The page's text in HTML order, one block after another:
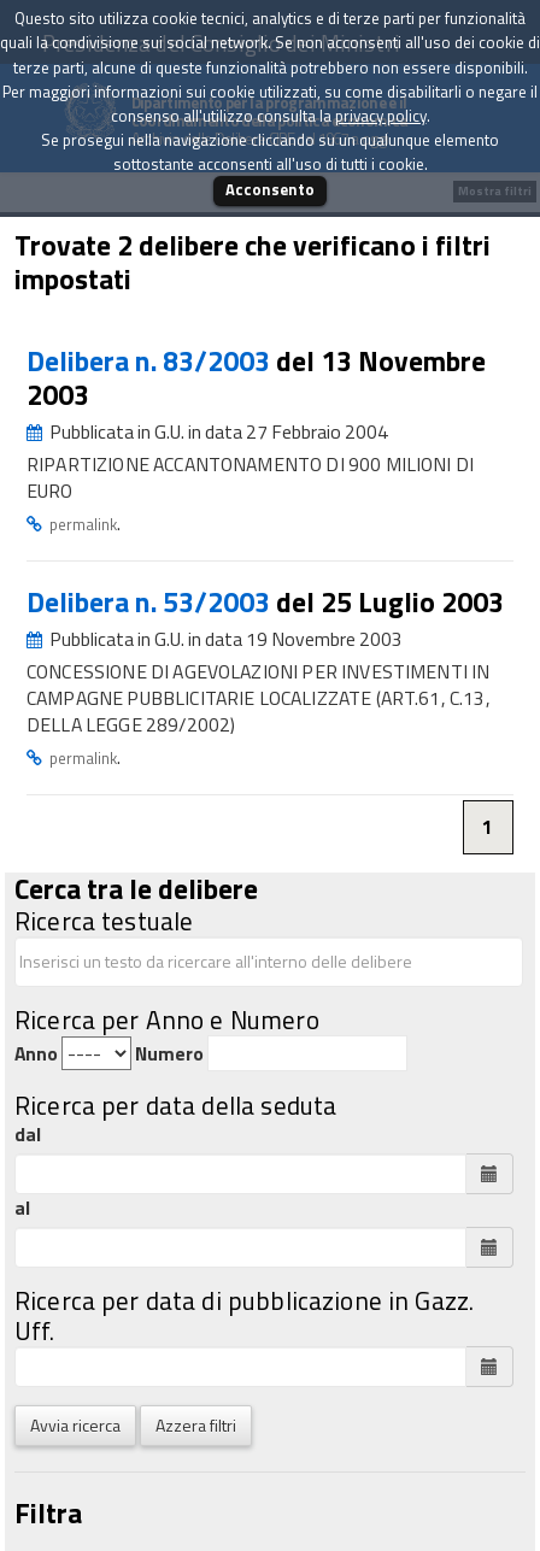
Presidenza del Consiglio dei Ministri
Dipartimento per la programmazione e il
coordinamento della politica economica
Archivio delle Delibere CIPE dal 1967 a oggi
Trovate 2 delibere che verificano i filtri
impostati
Delibera n. 83/2003 del 13 Novembre
2003
Pubblicata in G.U. in data 27 Febbraio 2004
RIPARTIZIONE ACCANTONAMENTO DI 900 MILIONI DI
EURO
permalink.
Delibera n. 53/2003 del 25 Luglio 2003
Pubblicata in G.U. in data 19 Novembre 2003
CONCESSIONE DI AGEVOLAZIONI PER INVESTIMENTI IN
CAMPAGNE PUBBLICITARIE LOCALIZZATE (ART.61, C.13,
DELLA LEGGE 289/2002)
permalink.
1
Cerca tra le delibere
Ricerca testuale
Ricerca per Anno e Numero
Anno Numero
Ricerca per data della seduta
dal
al
Ricerca per data di pubblicazione in Gazz.
Uff.
Avvia ricerca Azzera filtri
Filtra
Mostra filtri
Questo sito utilizza cookie tecnici, analytics e di terze parti per funzionalità
quali la condivisione sui social network. Se non acconsenti all'uso dei cookie di
terze parti, alcune di queste funzionalità potrebbero non essere disponibili.
Per maggiori informazioni sui cookie utilizzati, su come disabilitarli o negare il
consenso all'utilizzo consulta laprivacy policy.
Se prosegui nella navigazione cliccando su un qualunque elemento
sottostante acconsenti all'uso di tutti i cookie.
Acconsento